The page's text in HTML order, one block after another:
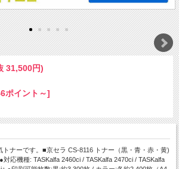
31,500円)
ポイント～]
トナーです。■京セラ CS-8116 トナー（黒・青・赤・黄)
応機種: TASKalfa 2460ci / TASKalfa 2470ci / TASKalfa